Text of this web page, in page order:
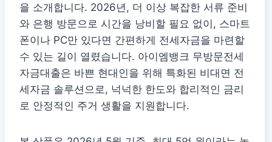
을 소개합니다. 2026년, 더 이상 복잡한 서류 준비
와 은행 방문으로 시간을 낭비할 필요 없이, 스마트
폰이나 PC만 있다면 간편하게 전세자금을 마련할
수 있는 길이 열렸습니다. 아이엠뱅크 무방문전세
자금대출은 바쁜 현대인을 위해 특화된 비대면 전
세자금 솔루션으로, 넉넉한 한도와 합리적인 금리
로 안정적인 주거 생활을 지원합니다.